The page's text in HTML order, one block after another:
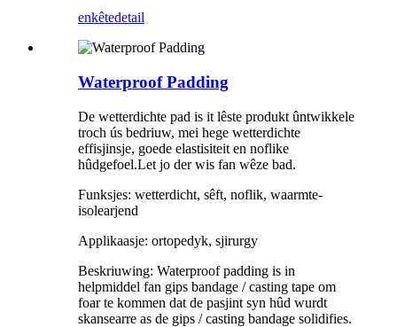
enkêtedetail
Waterproof Padding
De wetterdichte pad is it lêste produkt ûntwikkele
troch ús bedriuw, mei hege wetterdichte
effisjinsje, goede elastisiteit en noflike
hûdgefoel.Let jo der wis fan wêze bad.
Funksjes: wetterdicht, sêft, noflik, waarmte-
isolearjend
Applikaasje: ortopedyk, sjirurgy
Beskriuwing: Waterproof padding is in
helpmiddel fan gips bandage / casting tape om
foar te kommen dat de pasjint syn hûd wurdt
skansearre as de gips / casting bandage solidifies.